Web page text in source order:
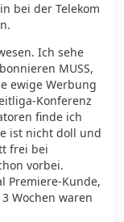
bei der Telekom
Ich sehe
MUSS,
ewige Werbung
Konferenz
finde ich
ist nicht doll und
frei bei
vorbei.
Premiere-Kunde,
Wochen waren